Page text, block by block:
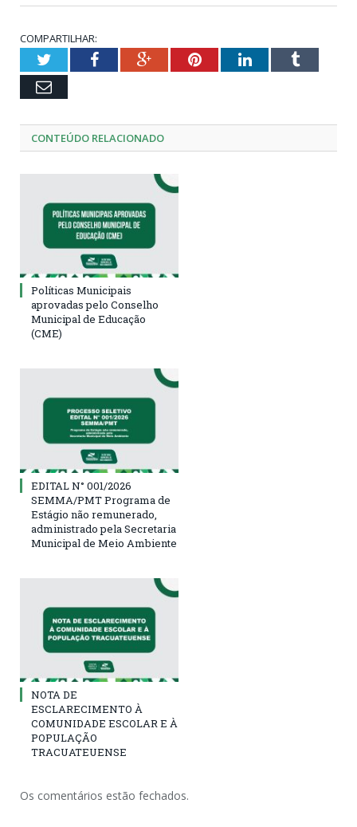
COMPARTILHAR:
TwitterFacebookGoogle+PinterestLinkedInTumblr
Email
CONTEÚDO RELACIONADO
Políticas Municipais
aprovadas pelo Conselho
Municipal de Educação
(CME)
EDITAL N° 001/2026
SEMMA/PMT Programa de
Estágio não remunerado,
administrado pela Secretaria
Municipal de Meio Ambiente
NOTA DE
ESCLARECIMENTO À
COMUNIDADE ESCOLAR E À
POPULAÇÃO
TRACUATEUENSE
Os comentários estão fechados.